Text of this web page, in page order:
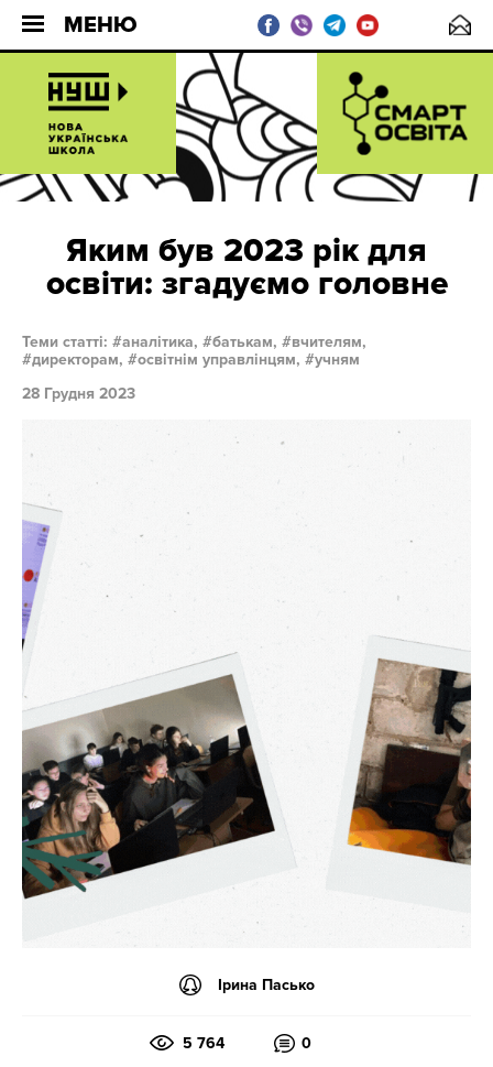
МЕНЮ
Яким був 2023 рік для
освіти: згадуємо головне
Теми статті: аналітика, батькам,
вчителям,
директорам,
освітнім управлінцям,
учням
28 Грудня 2023
Ірина Пасько
5 764 0